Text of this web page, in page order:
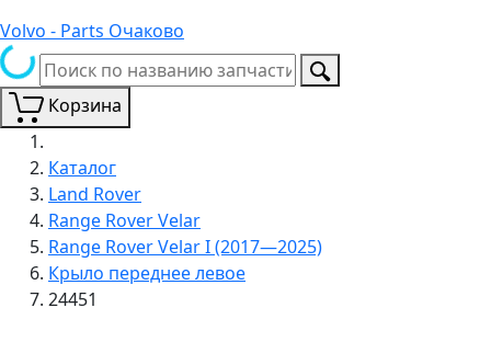
Volvo - Parts Очаково
Корзина
Каталог
Land Rover
Range Rover Velar
Range Rover Velar I (2017—2025)
Крыло переднее левое
24451